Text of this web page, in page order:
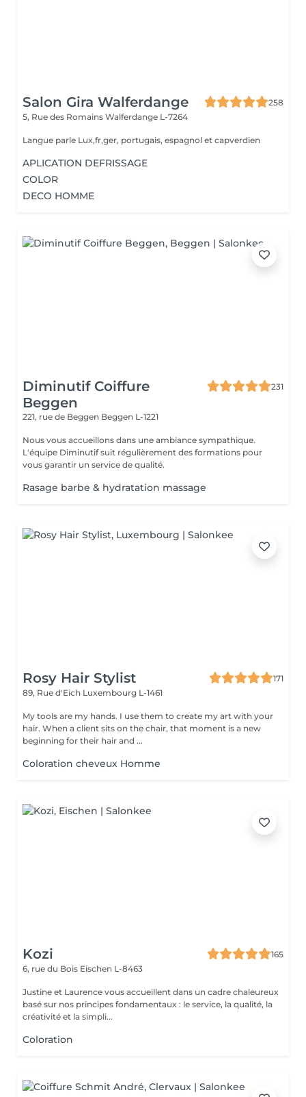
Salon Gira Walferdange
258
5, Rue des Romains Walferdange L-7264
Langue parle Lux,fr,ger, portugais, espagnol et capverdien
APLICATION DEFRISSAGE
COLOR
DECO HOMME
Diminutif Coiffure
Beggen
231
221, rue de Beggen Beggen L-1221
Nous vous accueillons dans une ambiance sympathique.
L'équipe Diminutif suit régulièrement des formations pour
vous garantir un service de qualité.
Rasage barbe & hydratation massage
Rosy Hair Stylist
171
89, Rue d'Eich Luxembourg L-1461
My tools are my hands. I use them to create my art with your
hair. When a client sits on the chair, that moment is a new
beginning for their hair and ...
Coloration cheveux Homme
Kozi
165
6, rue du Bois Eischen L-8463
Justine et Laurence vous accueillent dans un cadre chaleureux
basé sur nos principes fondamentaux : le service, la qualité, la
créativité et la simpli...
Coloration